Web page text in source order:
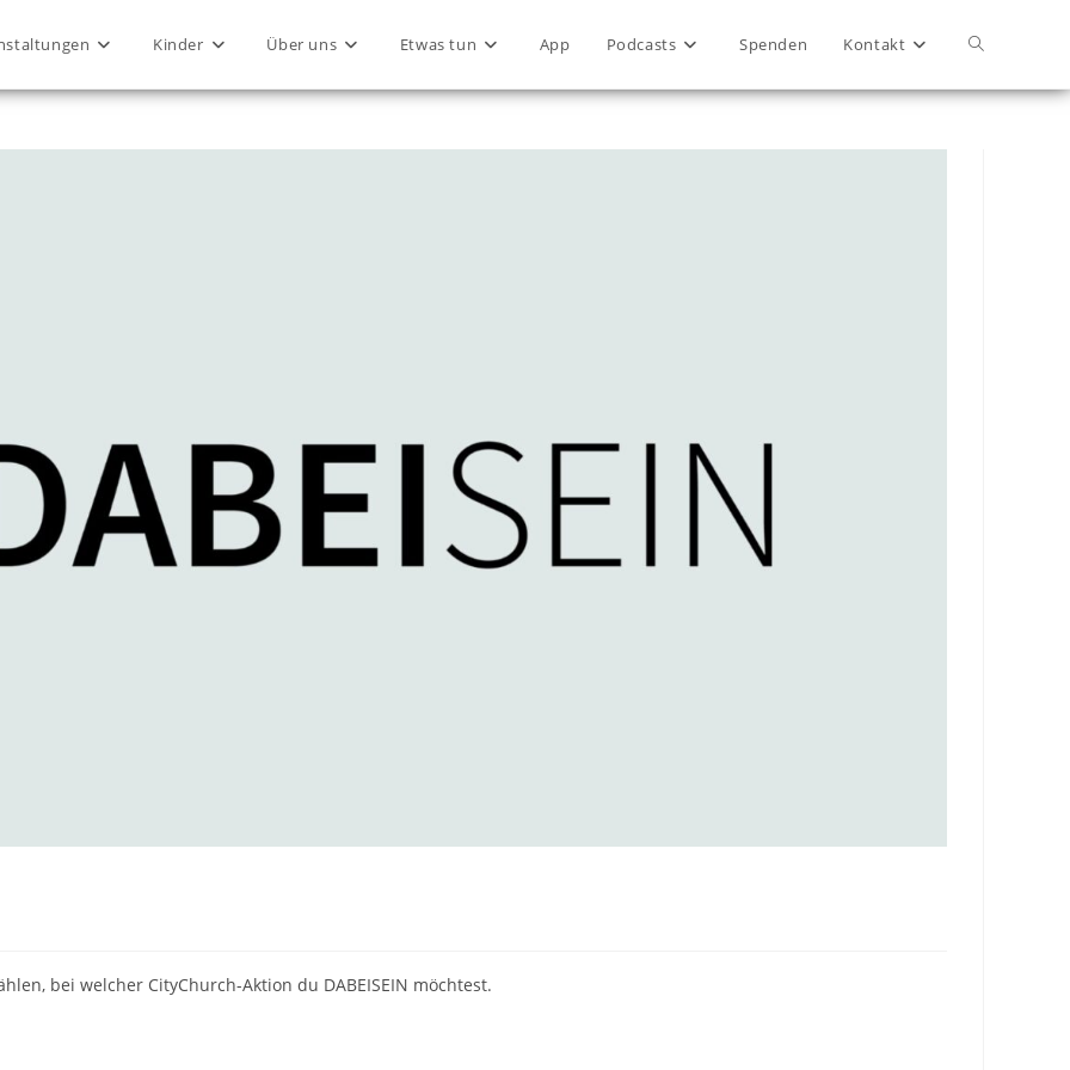
Kinder Über uns Etwas tun App Podcasts Spenden Kontakt
bei welcher CityChurch-Aktion du DABEISEIN möchtest.